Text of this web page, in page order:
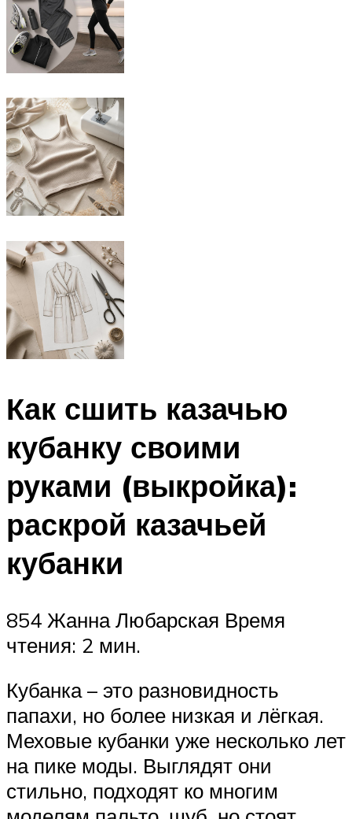
Как сшить казачью
кубанку своими
руками (выкройка):
раскрой казачьей
кубанки
854 Жанна Любарская Время
чтения: 2 мин.
Кубанка – это разновидность
папахи, но более низкая и лёгкая.
Меховые кубанки уже несколько лет
на пике моды. Выглядят они
стильно, подходят ко многим